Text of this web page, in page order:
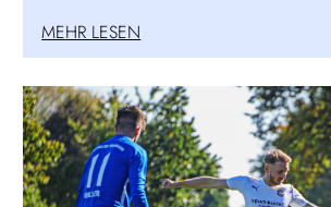
MEHR LESEN